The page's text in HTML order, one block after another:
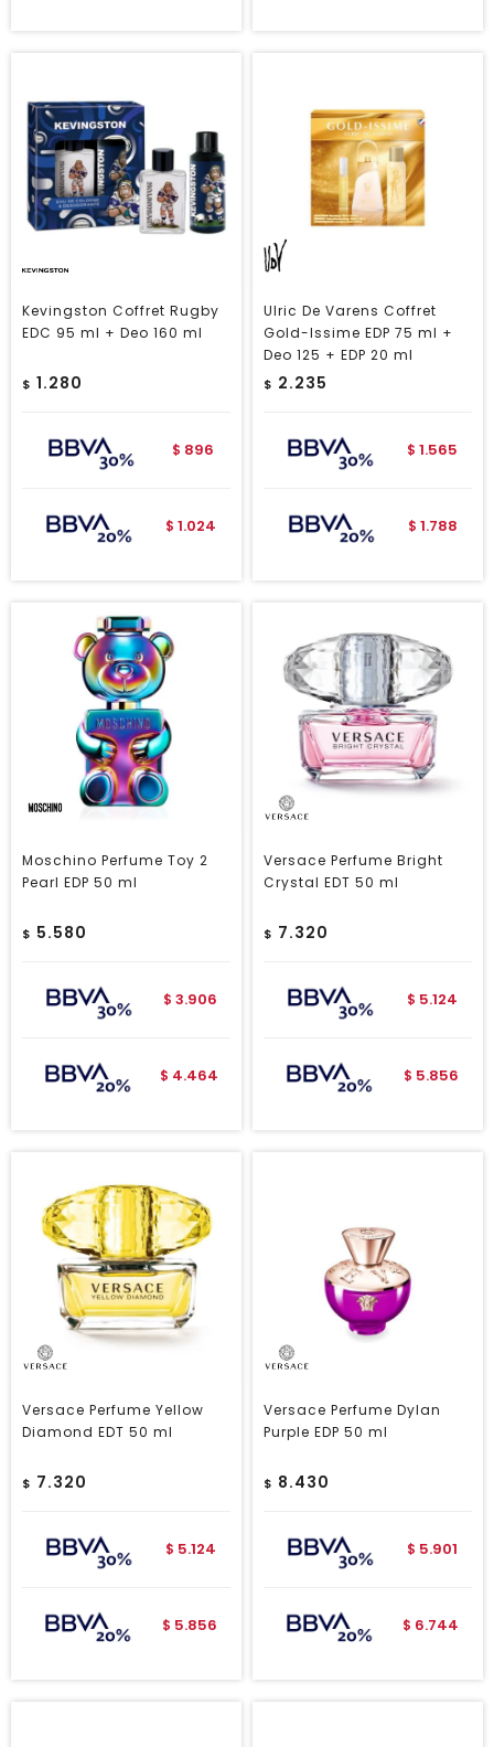
Kevingston Coffret Rugby
EDC 95 ml + Deo 160 ml
$ 1.280
$ 896
$ 1.024
Ulric De Varens Coffret
Gold-Issime EDP 75 ml +
Deo 125 + EDP 20 ml
$ 2.235
$ 1.565
$ 1.788
Moschino Perfume Toy 2
Pearl EDP 50 ml
$ 5.580
$ 3.906
$ 4.464
Versace Perfume Bright
Crystal EDT 50 ml
$ 7.320
$ 5.124
$ 5.856
Versace Perfume Yellow
Diamond EDT 50 ml
$ 7.320
$ 5.124
$ 5.856
Versace Perfume Dylan
Purple EDP 50 ml
$ 8.430
$ 5.901
$ 6.744